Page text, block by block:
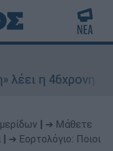
- Τι
➔ Μάθετε
➔ Εορτολόγιο: Ποιοι